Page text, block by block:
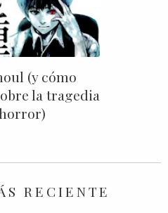
(y cómo
la tragedia
RECIENTE